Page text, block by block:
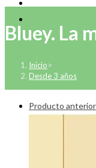
Bluey. La
Inicio>
Desde 3 años
Producto anterior